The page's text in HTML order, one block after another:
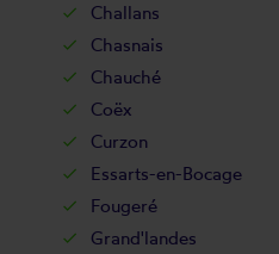
Challans
Chasnais
Chauché
Coëx
Curzon
Essarts-en-Bocage
Fougeré
Grand'landes